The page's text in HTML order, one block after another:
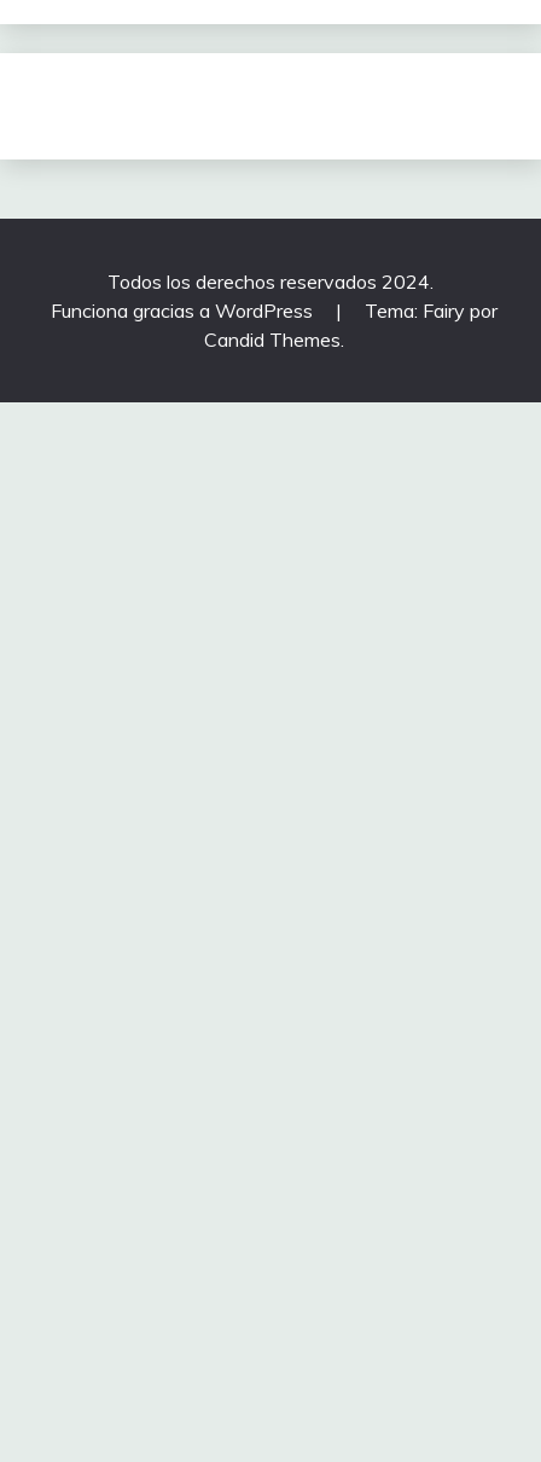
Todos los derechos reservados 2024.
Funciona gracias a WordPress
|
Tema: Fairy por
Candid Themes